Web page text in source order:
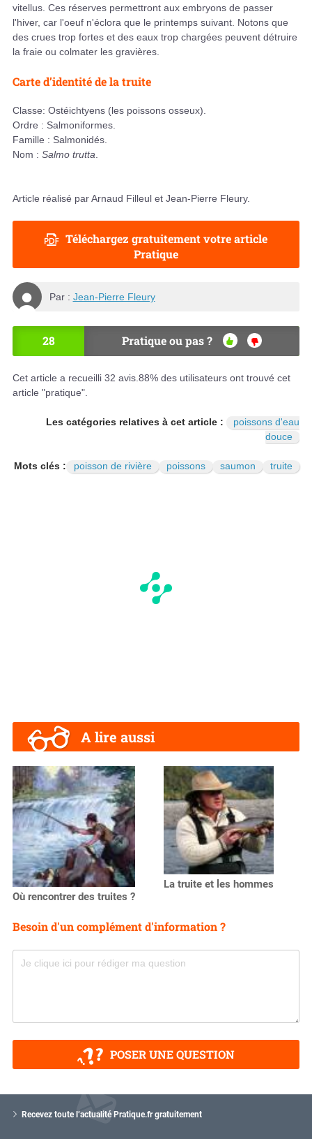
vitellus. Ces réserves permettront aux embryons de passer
l'hiver, car l'oeuf n'éclora que le printemps suivant. Notons que
des crues trop fortes et des eaux trop chargées peuvent détruire
la fraie ou colmater les gravières.
Carte d’identité de la truite
Classe: Ostéichtyens (les poissons osseux).
Ordre : Salmoniformes.
Famille : Salmonidés.
Nom : Salmo trutta.
Article réalisé par Arnaud Filleul et Jean-Pierre Fleury.
Téléchargez gratuitement votre article
Pratique
Par : Jean-Pierre Fleury
28 Pratique ou pas ?
OU
NO
N
Cet article a recueilli 32 avis.88% des utilisateurs ont trouvé cet
article "pratique".
Les catégories relatives à cet article :
poissons d'eau
douce
Mots clés : poisson de rivière poissons saumon truite
A lire aussi
Où rencontrer des truites ?
La truite et les hommes
Besoin d'un complément d'information ?
POSER UNE QUESTION
Recevez toute l’actualité Pratique.fr gratuitement
o